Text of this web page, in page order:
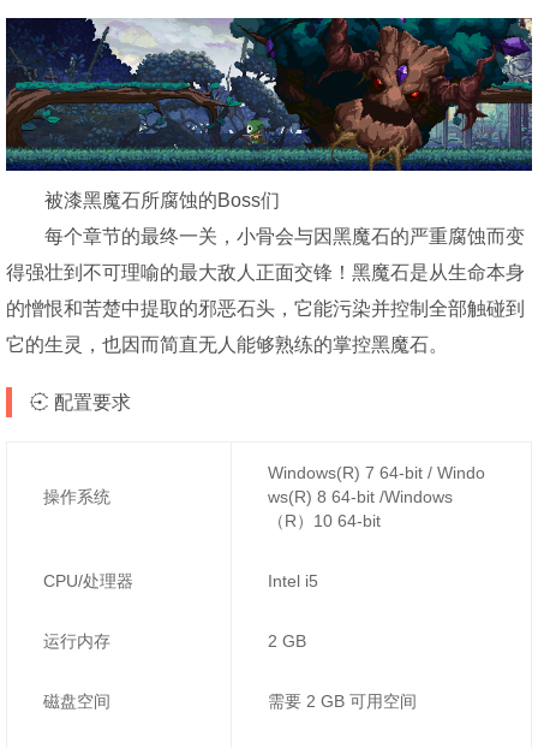
被漆黑魔石所腐蚀的Boss们
每个章节的最终一关，小骨会与因黑魔石的严重腐蚀而变
得强壮到不可理喻的最大敌人正面交锋！黑魔石是从生命本身
的憎恨和苦楚中提取的邪恶石头，它能污染并控制全部触碰到
它的生灵，也因而简直无人能够熟练的掌控黑魔石。
配置要求
操作系统
Windows(R) 7 64-bit / Windo
ws(R) 8 64-bit /Windows
（R）10 64-bit
CPU/处理器 Intel i5
运行内存 2 GB
磁盘空间 需要 2 GB 可用空间